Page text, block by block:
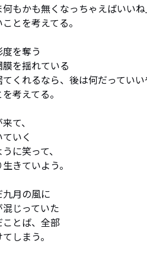
何もかも無くなっちゃえばいい
とを考えてる。
を奪う
を揺れている
てくれるなら、後は何だってい
考えてる。
て、
いく
に笑って、
きていよう。
月の風に
じっていた
とば、全部
しまう。